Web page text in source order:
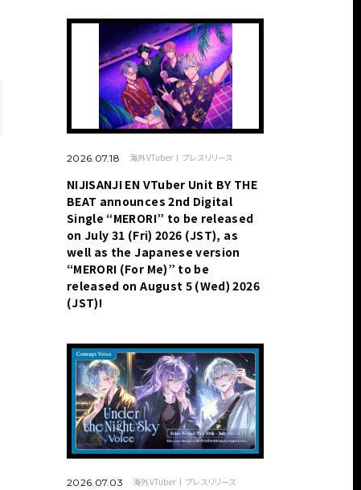
2026.07.18 海外VTuber プレスリリース
NIJISANJI EN VTuber Unit BY THE
BEAT announces 2nd Digital
Single “MERORI” to be released
on July 31 (Fri) 2026 (JST), as
well as the Japanese version
“MERORI (For Me)” to be
released on August 5 (Wed) 2026
(JST)!
2026.07.03 海外VTuber プレスリリース